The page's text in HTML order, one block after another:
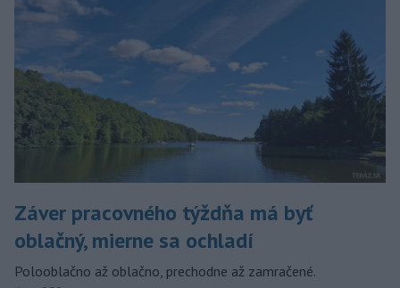
Záver pracovného týždňa má byť
oblačný, mierne sa ochladí
Polooblačno až oblačno, prechodne až zamračené.